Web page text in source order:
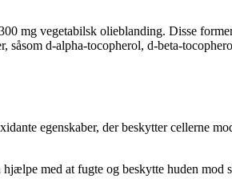
mg vegetabilsk olieblanding. Disse
d-alpha-tocopherol, d-beta-
egenskaber, der beskytter cellerne
med at fugte og beskytte huden